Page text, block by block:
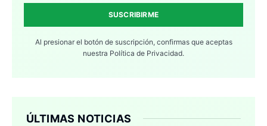
SUSCRIBIRME
Al presionar el botón de suscripción, confirmas que aceptas
nuestra Política de Privacidad.
ÚLTIMAS NOTICIAS